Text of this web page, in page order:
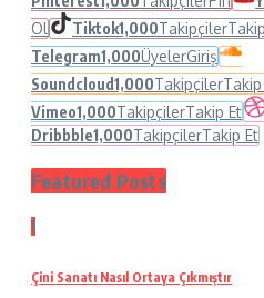
Ol
Tiktok1,000Takipçiler
Telegram1,000ÜyelerGiriş
Soundcloud1,000Takipçiler
Vimeo1,000TakipçilerTakip Et
Dribbble1,000TakipçilerTakip Et
Featured Posts
1
Çini Sanatı Nasıl Ortaya Çıkmıştır